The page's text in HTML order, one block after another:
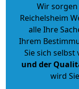
Wir
Reichelsheim
alle Ihre
Ihrem
Sie sich selbst
und der
wird